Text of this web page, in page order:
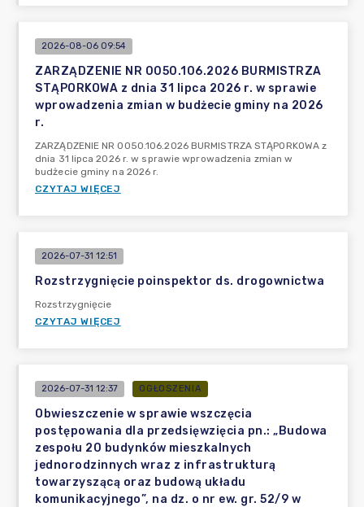
2026-08-06 09:54
ZARZĄDZENIE NR 0050.106.2026 BURMISTRZA
STĄPORKOWA z dnia 31 lipca 2026 r. w sprawie
wprowadzenia zmian w budżecie gminy na 2026
r.
ZARZĄDZENIE NR 0050.106.2026 BURMISTRZA STĄPORKOWA z
dnia 31 lipca 2026 r. w sprawie wprowadzenia zmian w
budżecie gminy na 2026 r.
CZYTAJ WIĘCEJ
2026-07-31 12:51
Rozstrzygnięcie poinspektor ds. drogownictwa
Rozstrzygnięcie
CZYTAJ WIĘCEJ
2026-07-31 12:37 OGŁOSZENIA
Obwieszczenie w sprawie wszczęcia
postępowania dla przedsięwzięcia pn.: „Budowa
zespołu 20 budynków mieszkalnych
jednorodzinnych wraz z infrastrukturą
towarzyszącą oraz budową układu
komunikacyjnego”, na dz. o nr ew. gr. 52/9 w